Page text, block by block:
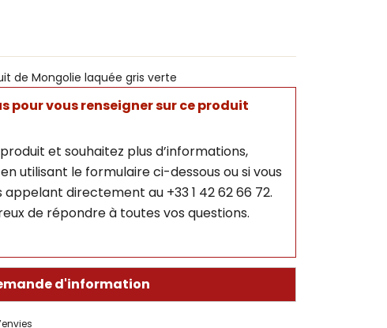
de Mongolie laquée gris verte
pour vous renseigner sur ce produit
et souhaitez plus d’informations,
utilisant le formulaire ci-dessous ou si vous
directement au +33 1 42 62 66 72.
de répondre à toutes vos questions.
d'information